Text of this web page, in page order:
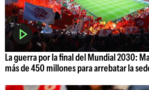
La guerra por la final del Mundial 2030:
más de 450 millones para arrebatar la